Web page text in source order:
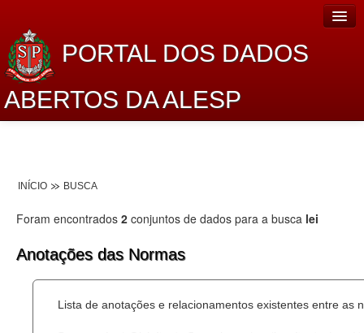
PORTAL DOS DADOS
ABERTOS DA ALESP
Lei de Acesso à Informação
Dados Governamentais Abertos
INÍCIO BUSCA
Foram encontrados 2 conjuntos de dados para a busca lei
Anotações das Normas
Lista de anotações e relacionamentos existentes entre as